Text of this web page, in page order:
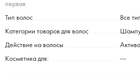
первая
Тип волос Все
Категории товаров для волос
Действие на волосы
Косметика для: ---